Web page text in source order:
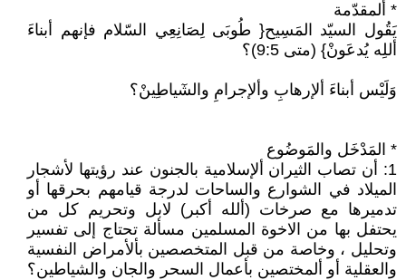
* ألمقدّمة
يَقُول السيّد المَسِيح{ طُوبَى لِصَانِعِي السّلام فإنهم أبناءَ
أللِه يُدعَونْ} (متى 9:5)؟
وَلَيْس أبناءَ ألإرهابِ وألإجرامِ والشٓياطِينْ؟
* المَدْخَل والمَوضُوع
1: أن تصاب الثيران ألإسلامية بالجنون عند رؤيتها لأشجار
الميلاد في الشوارع والساحات لدرجة قيامهم بحرقها أو
تدميرها مع صرخات (ألله أكبر) لابل وتحريم كل من
يحتفل بها من الاخوة المسلمين مسألة تحتاج إلى تفسير
وتحليل ، وخاصة من قبل المتخصصين بألأمراض النفسية
والعقلية أو ألمختصين بأعمال السحر والجان والشياطين؟